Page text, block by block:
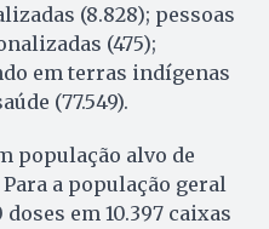
(8.828); pessoas
(475);
em terras indígenas
(77.549).
população alvo de
Para a população geral
em 10.397 caixas